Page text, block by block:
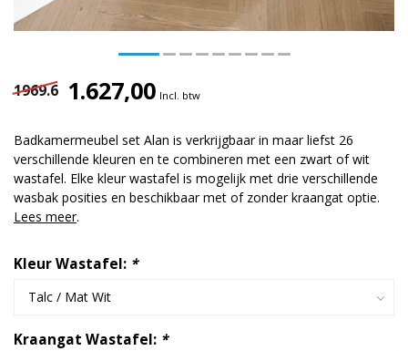
1969.6 1.627,00 Incl. btw
Badkamermeubel set Alan is verkrijgbaar in maar liefst 26
verschillende kleuren en te combineren met een zwart of wit
wastafel. Elke kleur wastafel is mogelijk met drie verschillende
wasbak posities en beschikbaar met of zonder kraangat optie.
Lees meer.
Kleur Wastafel: *
Kraangat Wastafel: *